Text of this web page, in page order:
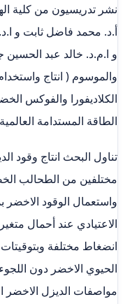
نشر تدريسيون من كلية
أ.د. محمد فاضل ثابت و
و ا.م.د. خالد عبد الحسين
والموسوم ( انتاج
الكلاديفورا والفوكس
الطاقة المستدامة
تناول البحث انتاج وقود
مختلفين من الطحالب
واستعمال الوقود الاخضر
الاعتيادي عند أحمال
انضغاط مختلفة
الحيوي الاخضر دون
مواصفات الديزل الاخضر